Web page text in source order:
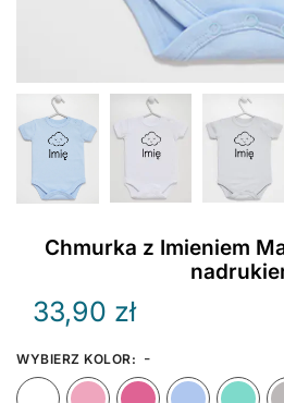
Chmurka z Imieniem
33,90 zł
WYBIERZ KOLOR: -
Biały
Różowy